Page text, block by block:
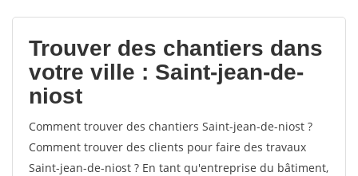
votes
Trouver des chantiers dans
votre ville : Saint-jean-de-
niost
Comment trouver des chantiers Saint-jean-de-niost ?
Comment trouver des clients pour faire des travaux
Saint-jean-de-niost ? En tant qu'entreprise du bâtiment,